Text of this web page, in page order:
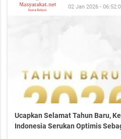
02 Jan 2026 -
Ucapkan Selamat Tahun Baru,
Indonesia Serukan Optimis